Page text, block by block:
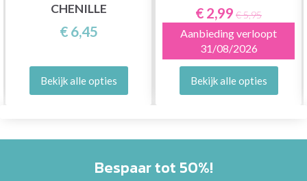
CHENILLE
€ 6,45
Bekijk alle opties
€ 2,99 € 5,95
Aanbieding verloopt
31/08/2026
Bekijk alle opties
Bespaar tot 50%!